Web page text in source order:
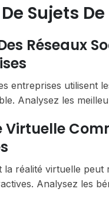
Sujets
Réseaux
entreprises utilisent
Analysez les
Virtuelle
la réalité virtuelle peut
Analysez les